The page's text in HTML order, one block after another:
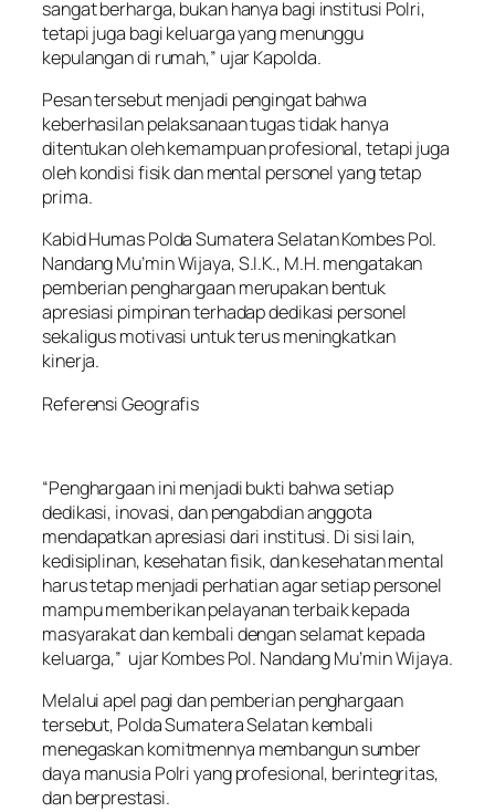
sangat berharga, bukan hanya bagi institusi Polri,
tetapi juga bagi keluarga yang menunggu
kepulangan di rumah,” ujar Kapolda.
Pesan tersebut menjadi pengingat bahwa
keberhasilan pelaksanaan tugas tidak hanya
ditentukan oleh kemampuan profesional, tetapi juga
oleh kondisi fisik dan mental personel yang tetap
prima.
Kabid Humas Polda Sumatera Selatan Kombes Pol.
Nandang Mu’min Wijaya, S.I.K., M.H. mengatakan
pemberian penghargaan merupakan bentuk
apresiasi pimpinan terhadap dedikasi personel
sekaligus motivasi untuk terus meningkatkan
kinerja.
Referensi Geografis
“Penghargaan ini menjadi bukti bahwa setiap
dedikasi, inovasi, dan pengabdian anggota
mendapatkan apresiasi dari institusi. Di sisi lain,
kedisiplinan, kesehatan fisik, dan kesehatan mental
harus tetap menjadi perhatian agar setiap personel
mampu memberikan pelayanan terbaik kepada
masyarakat dan kembali dengan selamat kepada
keluarga,” ujar Kombes Pol. Nandang Mu’min Wijaya.
Melalui apel pagi dan pemberian penghargaan
tersebut, Polda Sumatera Selatan kembali
menegaskan komitmennya membangun sumber
daya manusia Polri yang profesional, berintegritas,
dan berprestasi.